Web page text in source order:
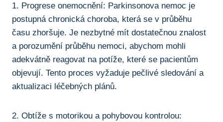
1. Progrese onemocnění: Parkinsonova nemoc je
postupná‌ chronická ‍choroba, která⁣ se ‌v ⁣průběhu
času ‌zhoršuje. Je nezbytné ⁣mít dostatečnou znalost
a porozumění průběhu nemoci, ⁣abychom mohli
adekvátně reagovat na potíže, které se pacientům
objevují. Tento ‌proces vyžaduje pečlivé sledování a
aktualizaci léčebných​ plánů.
2. Obtíže s⁣ motorikou a pohybovou kontrolou: